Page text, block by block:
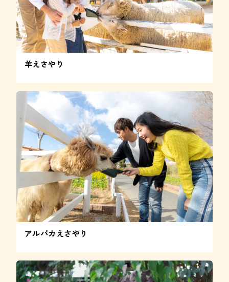
羊えさやり
アルパカえさやり